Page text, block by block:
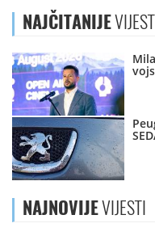
NAJČITANIJE
NAJNOVIJEVIJESTI